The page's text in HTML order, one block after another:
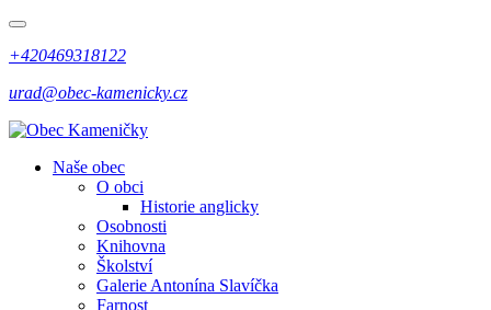
+420469318122
urad@obec-kamenicky.cz
Naše obec
O obci
Historie anglicky
Osobnosti
Knihovna
Školství
Galerie Antonína Slavíčka
Farnost